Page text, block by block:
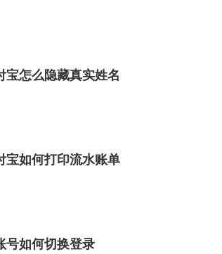
宝怎么隐藏真实姓名
宝如何打印流水账单
号如何切换登录